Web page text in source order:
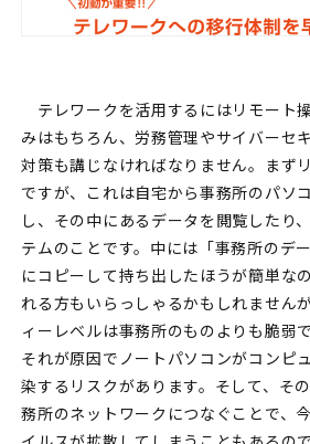
テレワークを活用するにはリモート
みはもちろん、労務管理やサイバーセ
対策も講じなければなりません。まず
ですが、これは自宅から事務所のパソ
し、その中にあるデータを閲覧したり
テムのことです。中には「事務所のデ
にコピーして持ち出したほうが簡単な
れる方もいらっしゃるかもしれません
ィーレベルは事務所のものよりも脆弱
それが原因でノートパソコンがコンピ
染するリスクがあります。そして、そ
務所のネットワークにつなぐことで、